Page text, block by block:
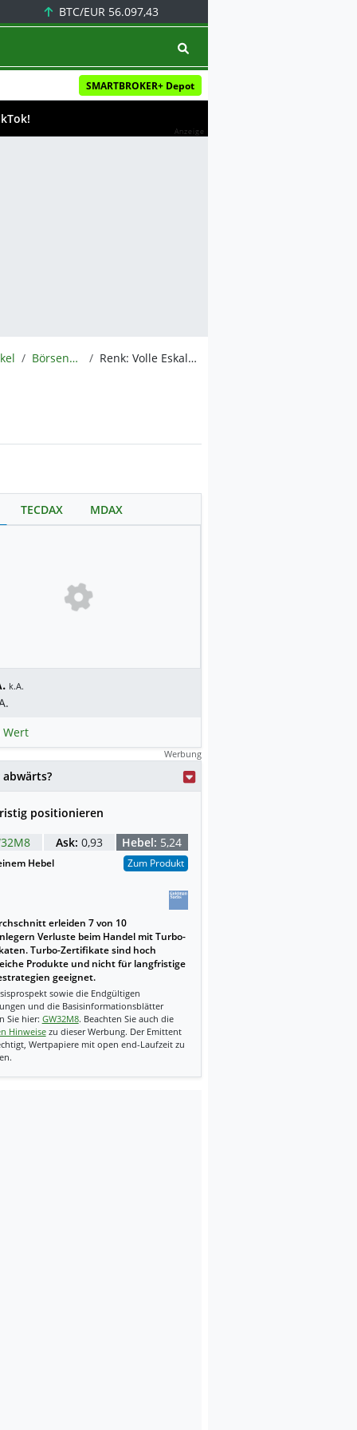
BTC/EUR 56.097,43
SMARTBROKER+ Depot
Anzeige
BörsenNEWS.de Renk: Volle Eskalation. Kursrally im finalen Stadium?
mit KI erstellt.
TECDAX MDAX
k.A.
Werbung
positionieren
Ask: 0,93 Hebel: 5,24
Hebel Zum Produkt
erleiden 7 von 10
Verluste beim Handel mit Turbo-
Turbo-Zertifikate sind hoch
Produkte und nicht für langfristige
geeignet.
sowie die Endgültigen
und die Basisinformationsblätter
Sie hier: GW32M8. Beachten Sie auch die
Hinweisezu dieser Werbung. Der Emittent
Wertpapiere mit open end-Laufzeit zu